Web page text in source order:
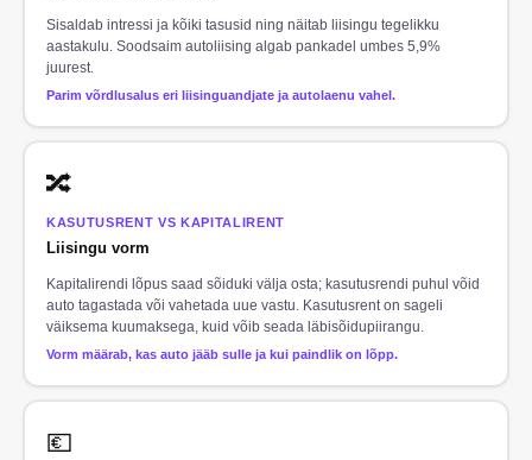
Sisaldab intressi ja kõiki tasusid ning näitab liisingu tegelikku
aastakulu. Soodsaim autoliising algab pankadel umbes 5,9%
juurest.
Parim võrdlusalus eri liisinguandjate ja autolaenu vahel.
🔀
KASUTUSRENT VS KAPITALIRENT
Liisingu vorm
Kapitalirendi lõpus saad sõiduki välja osta; kasutusrendi puhul võid
auto tagastada või vahetada uue vastu. Kasutusrent on sageli
väiksema kuumaksega, kuid võib seada läbisõidupiirangu.
Vorm määrab, kas auto jääb sulle ja kui paindlik on lõpp.
💶